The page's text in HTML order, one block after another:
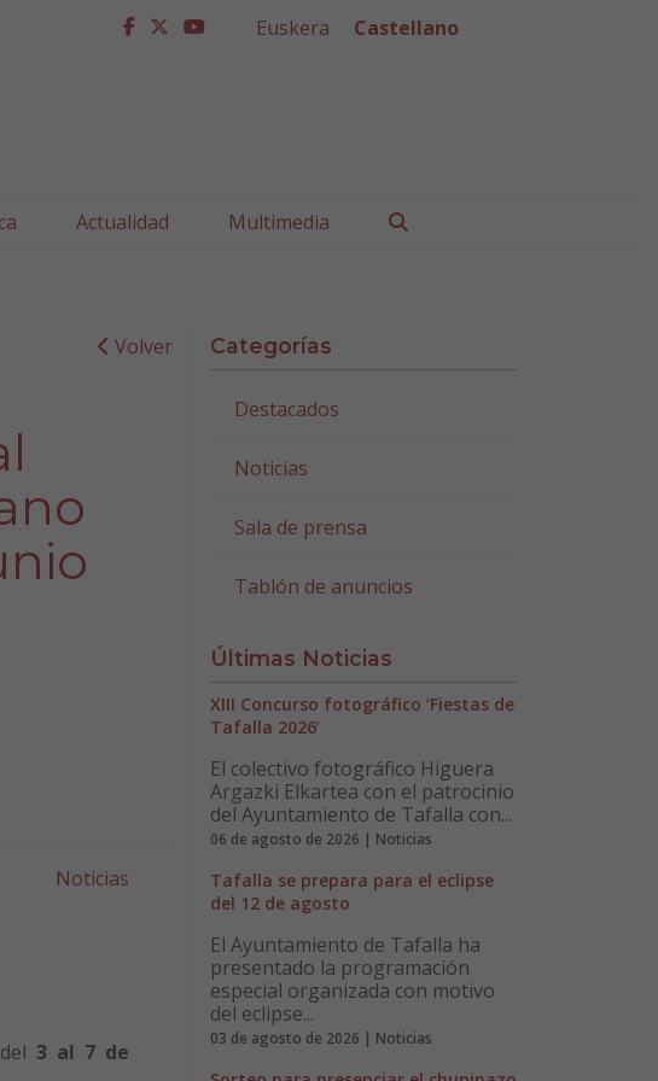
facebook
twitter
youtube
Euskera Castellano
Actualidad Multimedia
Volver
Noticias
del3 al 7 de
Categorías
Destacados
Noticias
Sala de prensa
Tablón de anuncios
Últimas Noticias
XIII Concurso fotográfico ‘Fiestas de
Tafalla 2026’
El colectivo fotográfico Higuera
Argazki Elkartea con el patrocinio
del Ayuntamiento de Tafalla con...
06 de agosto de 2026 | Noticias
Tafalla se prepara para el eclipse
del 12 de agosto
El Ayuntamiento de Tafalla ha
presentado la programación
especial organizada con motivo
del eclipse...
03 de agosto de 2026 | Noticias